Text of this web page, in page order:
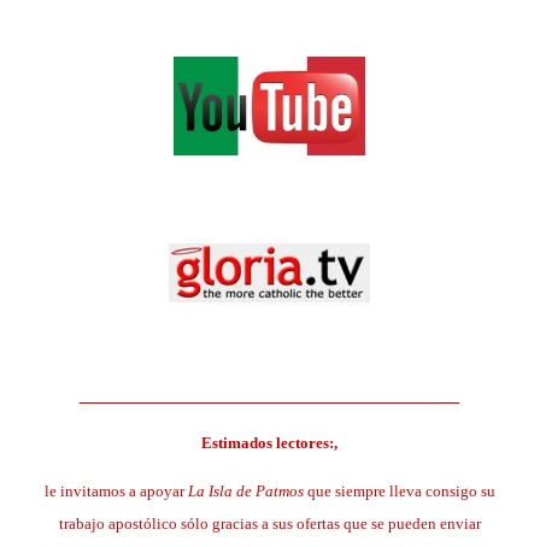
Estimados lectores:,
le invitamos a apoyarLa Isla de Patmosque siempre lleva consigo su
trabajo apostólico sólo gracias a sus ofertas que se pueden enviar